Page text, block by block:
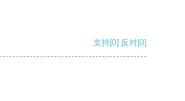
支持[0] 反对[0]